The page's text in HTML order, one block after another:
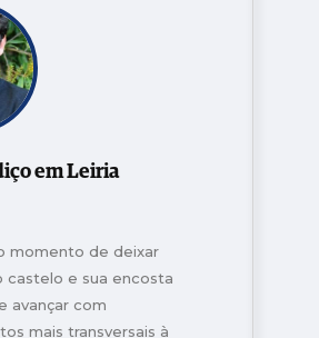
em Leiria
momento de deixar
castelo e sua encosta
avançar com
mais transversais à